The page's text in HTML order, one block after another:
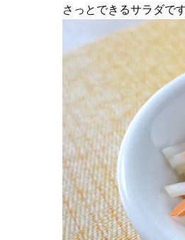
さっとできるサラダで